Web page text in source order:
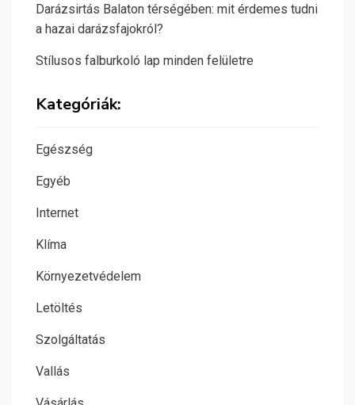
Darázsirtás Balaton térségében: mit érdemes tudni
a hazai darázsfajokról?
Stílusos falburkoló lap minden felületre
Kategóriák:
Egészség
Egyéb
Internet
Klíma
Környezetvédelem
Letöltés
Szolgáltatás
Vallás